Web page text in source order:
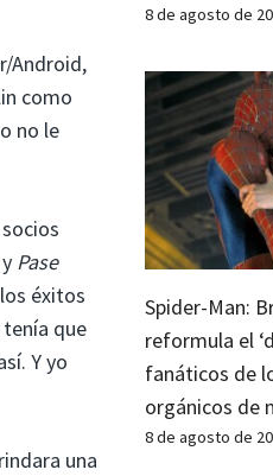
Android,
como
no le
Pase
éxitos
que
Y yo
una
8 de agosto de
Spider-Man:
reformula el
fanáticos de
orgánicos de
8 de agosto de